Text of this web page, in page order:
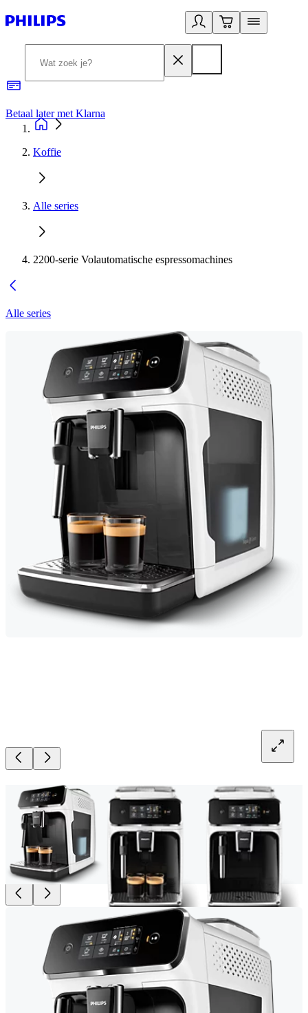
Betaal later met Klarna
Koffie
Alle series
2200-serie Volautomatische espressomachines
Alle series